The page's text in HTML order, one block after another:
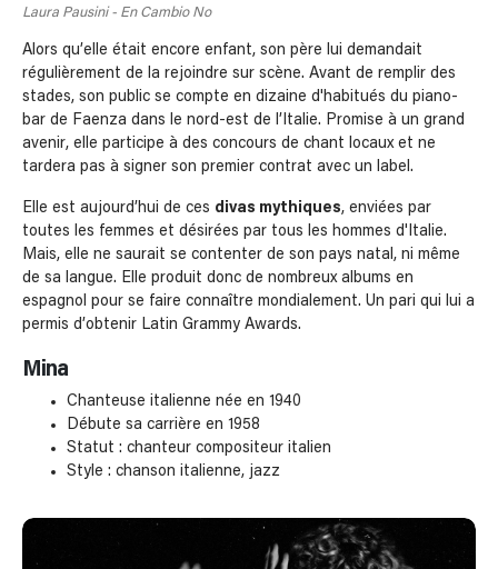
Laura Pausini - En Cambio No
Alors qu’elle était encore enfant, son père lui demandait
régulièrement de la rejoindre sur scène. Avant de remplir des
stades, son public se compte en dizaine d'habitués du piano-
bar de Faenza dans le nord-est de l’Italie. Promise à un grand
avenir, elle participe à des concours de chant locaux et ne
tardera pas à signer son premier contrat avec un label.
Elle est aujourd’hui de ces divas mythiques, enviées par
toutes les femmes et désirées par tous les hommes d'Italie.
Mais, elle ne saurait se contenter de son pays natal, ni même
de sa langue. Elle produit donc de nombreux albums en
espagnol pour se faire connaître mondialement. Un pari qui lui a
permis d’obtenir Latin Grammy Awards.
Mina
Chanteuse italienne née en 1940
Débute sa carrière en 1958
Statut : chanteur compositeur italien
Style : chanson italienne, jazz